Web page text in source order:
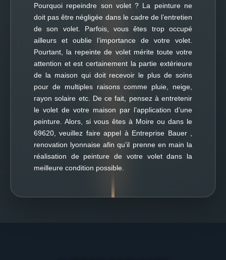
Pourquoi repeindre son volet ? La peinture ne
doit pas être négligée dans le cadre de l’entretien
de son volet. Parfois, vous êtes trop occupé
ailleurs et oublie l’importance de votre volet.
Pourtant, la repeinte de volet mérite toute votre
attention et est certainement la partie extérieure
de la maison qui doit recevoir le plus de soins
pour de multiples raisons comme pluie, neige,
rayon solaire etc. De ce fait, pensez à entretenir
le volet de votre maison par l’application d’une
peinture. Alors, si vous êtes à Moire ou dans le
69620, veuillez faire appel à Entreprise Bauer ,
renovation lyonnaise afin qu’il prenne en main la
réalisation de peinture de votre volet dans la
meilleure condition possible.